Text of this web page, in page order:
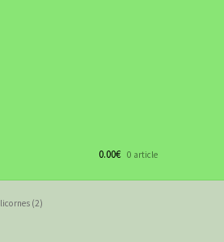
0.00€ 0 article
licornes (2)